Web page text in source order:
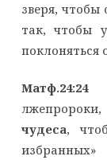
зверя, чтобы
так, чтобы
поклоняться
Матф.24:24
чудеса,
избранных»